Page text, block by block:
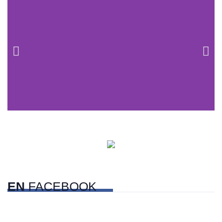
PetFriendly en la CDMX
ENFACEBOOK